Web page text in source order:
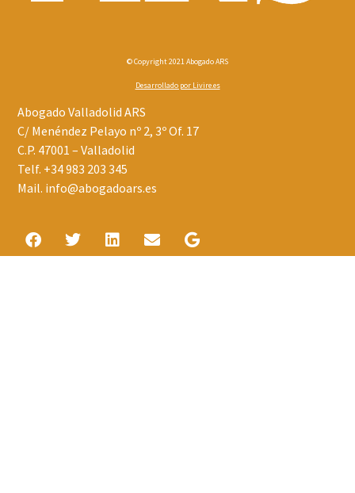
© Copyright 2021 Abogado ARS
Desarrollado por Livire.es
Abogado Valladolid ARS
C/ Menéndez Pelayo nº 2, 3º Of. 17
C.P. 47001 – Valladolid
Telf. +34 983 203 345
Mail. info@abogadoars.es